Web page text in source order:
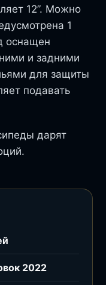
12”. Можно
1
оснащен
и задними
для защиты
подавать
дарят
2022